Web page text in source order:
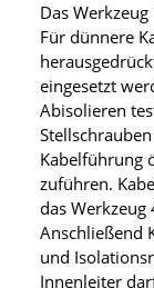
Das
Für dünnere
eingesetzt
Abisolieren
Kabelführung
zuführen.
das Werkzeug
Anschließend
und
Innenleiter